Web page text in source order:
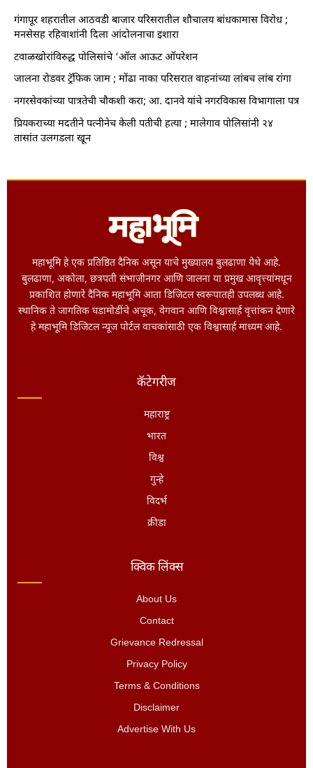
गंगापूर शहरातील आठवडी बाजार परिसरातील शौचालय बांधकामास विरोध ;
मनसेसह रहिवाशांनी दिला आंदोलनाचा इशारा
टवाळखोरांविरुद्ध पोलिसांचे ‘ऑल आऊट ऑपरेशन
जालना रोडवर ट्रॅफिक जाम ; मोंढा नाका परिसरात वाहनांच्या लांबच लांब रांगा
नगरसेवकांच्या पात्रतेची चौकशी करा; आ. दानवे यांचे नगरविकास विभागाला पत्र
प्रियकराच्या मदतीने पत्नीनेच केली पतीची हत्या ; मालेगाव पोलिसांनी २४
तासांत उलगडला खून
महाभूमि हे एक प्रतिष्ठित दैनिक असून याचे मुख्यालय बुलढाणा येथे आहे.
बुलढाणा, अकोला, छत्रपती संभाजीनगर आणि जालना या प्रमुख आवृत्त्यांमधून
प्रकाशित होणारे दैनिक महाभूमि आता डिजिटल स्वरूपातही उपलब्ध आहे.
स्थानिक ते जागतिक घडामोडींचे अचूक, वेगवान आणि विश्वासार्ह वृत्तांकन देणारे
हे महाभूमि डिजिटल न्यूज पोर्टल वाचकांसाठी एक विश्वासार्ह माध्यम आहे.
कॅटेगरीज
महाराष्ट्र
भारत
विश्व
गुन्हे
विदर्भ
क्रीडा
क्विक लिंक्स
About Us
Contact
Grievance Redressal
Privacy Policy
Terms & Conditions
Disclaimer
Advertise With Us